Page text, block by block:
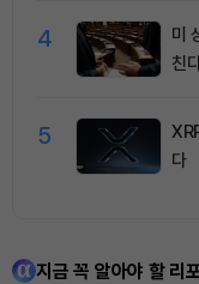
4
미
친
5
다
지금 꼭 알아야 할 리